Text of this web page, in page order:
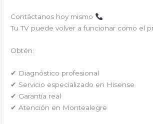
Contáctanos hoy mismo
Tu TV puede volver a funcionar como el
Obtén:
✔ Diagnóstico profesional
✔ Servicio especializado en Hisense
✔ Garantía real
✔ Atención en Montealegre